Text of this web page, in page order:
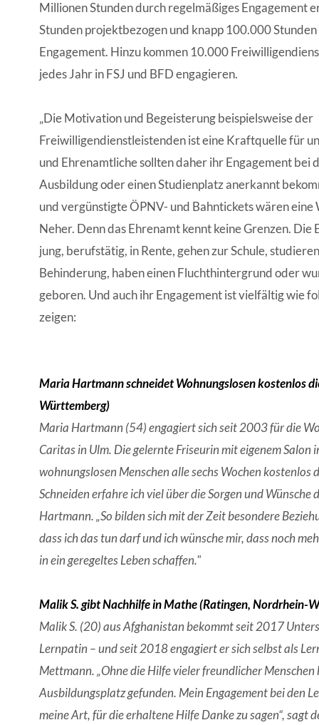
Millionen Stunden durch regelmäßiges Engagement
Stunden projektbezogen und knapp 100.000
Engagement. Hinzu kommen 10.000
jedes Jahr in FSJ und BFD engagieren.
„Die Motivation und Begeisterung beispielsweise der
Freiwilligendienstleistenden ist eine Kraftquelle für
und Ehrenamtliche sollten daher ihr Engagement bei
Ausbildung oder einen Studienplatz anerkannt
und vergünstigte ÖPNV- und Bahntickets wären eine
Neher. Denn das Ehrenamt kennt keine Grenzen. Die
jung, berufstätig, in Rente, gehen zur Schule,
Behinderung, haben einen Fluchthintergrund oder
geboren. Und auch ihr Engagement ist vielfältig wie
zeigen:
Maria Hartmann schneidet Wohnungslosen kostenlos
Württemberg)
Maria Hartmann (54) engagiert sich seit 2003 für die
Caritas in Ulm. Die gelernte Friseurin mit eigenem Salon
wohnungslosen Menschen alle sechs Wochen kostenlos
Schneiden erfahre ich viel über die Sorgen und Wünsche
Hartmann. „So bilden sich mit der Zeit besondere
dass ich das tun darf und ich wünsche mir, dass noch
in ein geregeltes Leben schaffen."
Malik S. gibt Nachhilfe in Mathe (Ratingen, Nordrhein-
Malik S. (20) aus Afghanistan bekommt seit 2017
Lernpatin – und seit 2018 engagiert er sich selbst als
Mettmann. „Ohne die Hilfe vieler freundlicher
Ausbildungsplatz gefunden. Mein Engagement bei den
meine Art, für die erhaltene Hilfe Danke zu sagen“, sagt